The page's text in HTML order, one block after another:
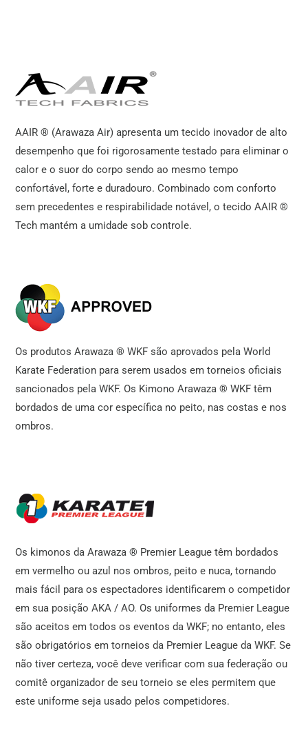
AAIR ® (Arawaza Air) apresenta um tecido inovador de alto
desempenho que foi rigorosamente testado para eliminar o
calor e o suor do corpo sendo ao mesmo tempo
confortável, forte e duradouro. Combinado com conforto
sem precedentes e respirabilidade notável, o tecido AAIR ®
Tech mantém a umidade sob controle.
Os produtos Arawaza ® WKF são aprovados pela World
Karate Federation para serem usados ​​em torneios oficiais
sancionados pela WKF. Os Kimono Arawaza ® WKF têm
bordados de uma cor específica no peito, nas costas e nos
ombros.
Os kimonos da Arawaza ® Premier League têm bordados
em vermelho ou azul nos ombros, peito e nuca, tornando
mais fácil para os espectadores identificarem o competidor
em sua posição AKA / AO. Os uniformes da Premier League
são aceitos em todos os eventos da WKF; no entanto, eles
são obrigatórios em torneios da Premier League da WKF. Se
não tiver certeza, você deve verificar com sua federação ou
comitê organizador de seu torneio se eles permitem que
este uniforme seja usado pelos competidores.